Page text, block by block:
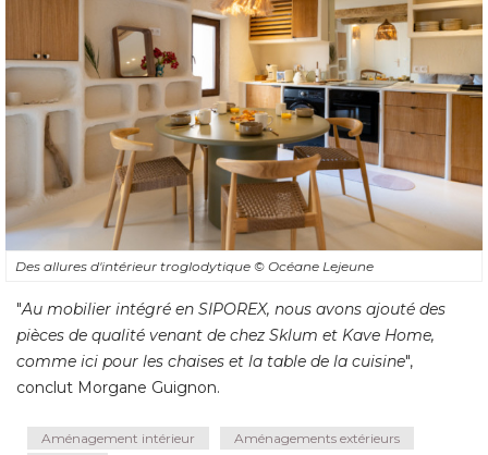
Des allures d'intérieur troglodytique © Océane Lejeune
"Au mobilier intégré en SIPOREX, nous avons ajouté des
pièces de qualité venant de chez Sklum et Kave Home,
comme ici pour les chaises et la table de la cuisine",
conclut Morgane Guignon.
Aménagement intérieur
Aménagements extérieurs